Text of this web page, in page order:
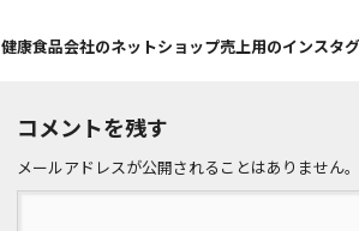
健康食品会社のネットショップ売上用のインスタ
コメントを残す
メールアドレスが公開されることはありません。